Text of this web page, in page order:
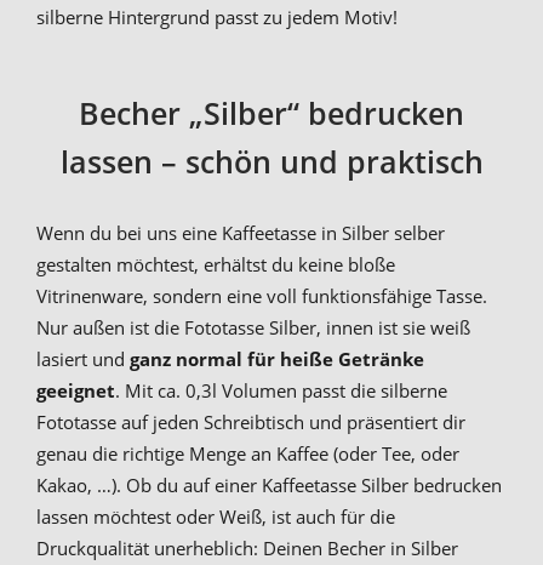
silberne Hintergrund passt zu jedem Motiv!
Becher „Silber“ bedrucken
lassen – schön und praktisch
Wenn du bei uns eine Kaffeetasse in Silber selber
gestalten möchtest, erhältst du keine bloße
Vitrinenware, sondern eine voll funktionsfähige Tasse.
Nur außen ist die Fototasse Silber, innen ist sie weiß
lasiert und ganz normal für heiße Getränke
geeignet. Mit ca. 0,3l Volumen passt die silberne
Fototasse auf jeden Schreibtisch und präsentiert dir
genau die richtige Menge an Kaffee (oder Tee, oder
Kakao, …). Ob du auf einer Kaffeetasse Silber bedrucken
lassen möchtest oder Weiß, ist auch für die
Druckqualität unerheblich: Deinen Becher in Silber